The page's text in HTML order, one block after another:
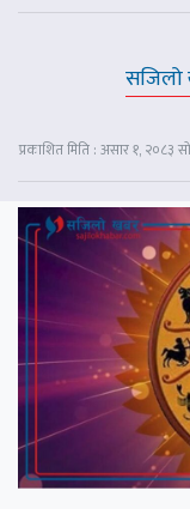
प्रकाशित मिति : असार १, २०८३